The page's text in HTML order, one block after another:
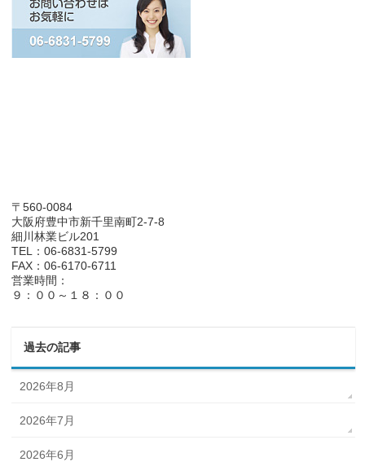
〒560-0084
大阪府豊中市新千里南町2-7-8
細川林業ビル201
TEL：06-6831-5799
FAX：06-6170-6711
営業時間：
９：００～１８：００
過去の記事
2026年8月
2026年7月
2026年6月